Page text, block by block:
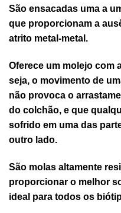
São ensacadas uma a
que proporcionam a
atrito metal-metal.
Oferece um molejo com
seja, o movimento de
não provoca o
do colchão, e que
sofrido em uma das
outro lado.
São molas altamente
proporcionar o melhor
ideal para todos os